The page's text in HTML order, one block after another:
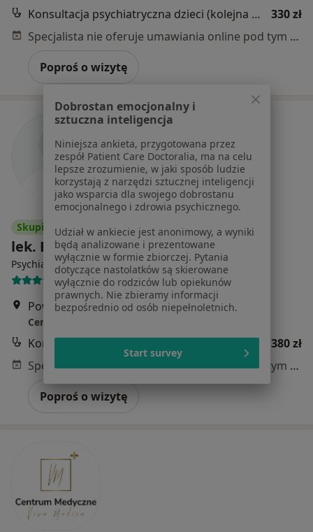
Konsultacja psychiatryczna dzieci (kolejna wizyta)
330 zł
Specjalista nie oferuje umawiania online pod tym adresem.
Poproś o wizytę
Skupienie na pacjencie
lek. Elżbieta Magnowska
Psychiatra dziecięcy, Psychiatra·Więcej
115 opinii
Powstańców Śląskich 162, Wrocław• Mapa
Centrum Balans Elżbieta Magnowska
od 380 zł
Specjalista nie oferuje umawiania online pod tym adresem.
Poproś o wizytę
Dobrostan emocjonalny i
sztuczna inteligencja
Niniejsza ankieta, przygotowana przez
zespół Patient Care Doctoralia, ma na celu
lepsze zrozumienie, w jaki sposób ludzie
korzystają z narzędzi sztucznej inteligencji
jako wsparcia dla swojego dobrostanu
emocjonalnego i zdrowia psychicznego.
Udział w ankiecie jest anonimowy, a wyniki
będą analizowane i prezentowane
wyłącznie w formie zbiorczej. Pytania
dotyczące nastolatków są skierowane
wyłącznie do rodziców lub opiekunów
prawnych. Nie zbieramy informacji
bezpośrednio od osób niepełnoletnich.
Start survey